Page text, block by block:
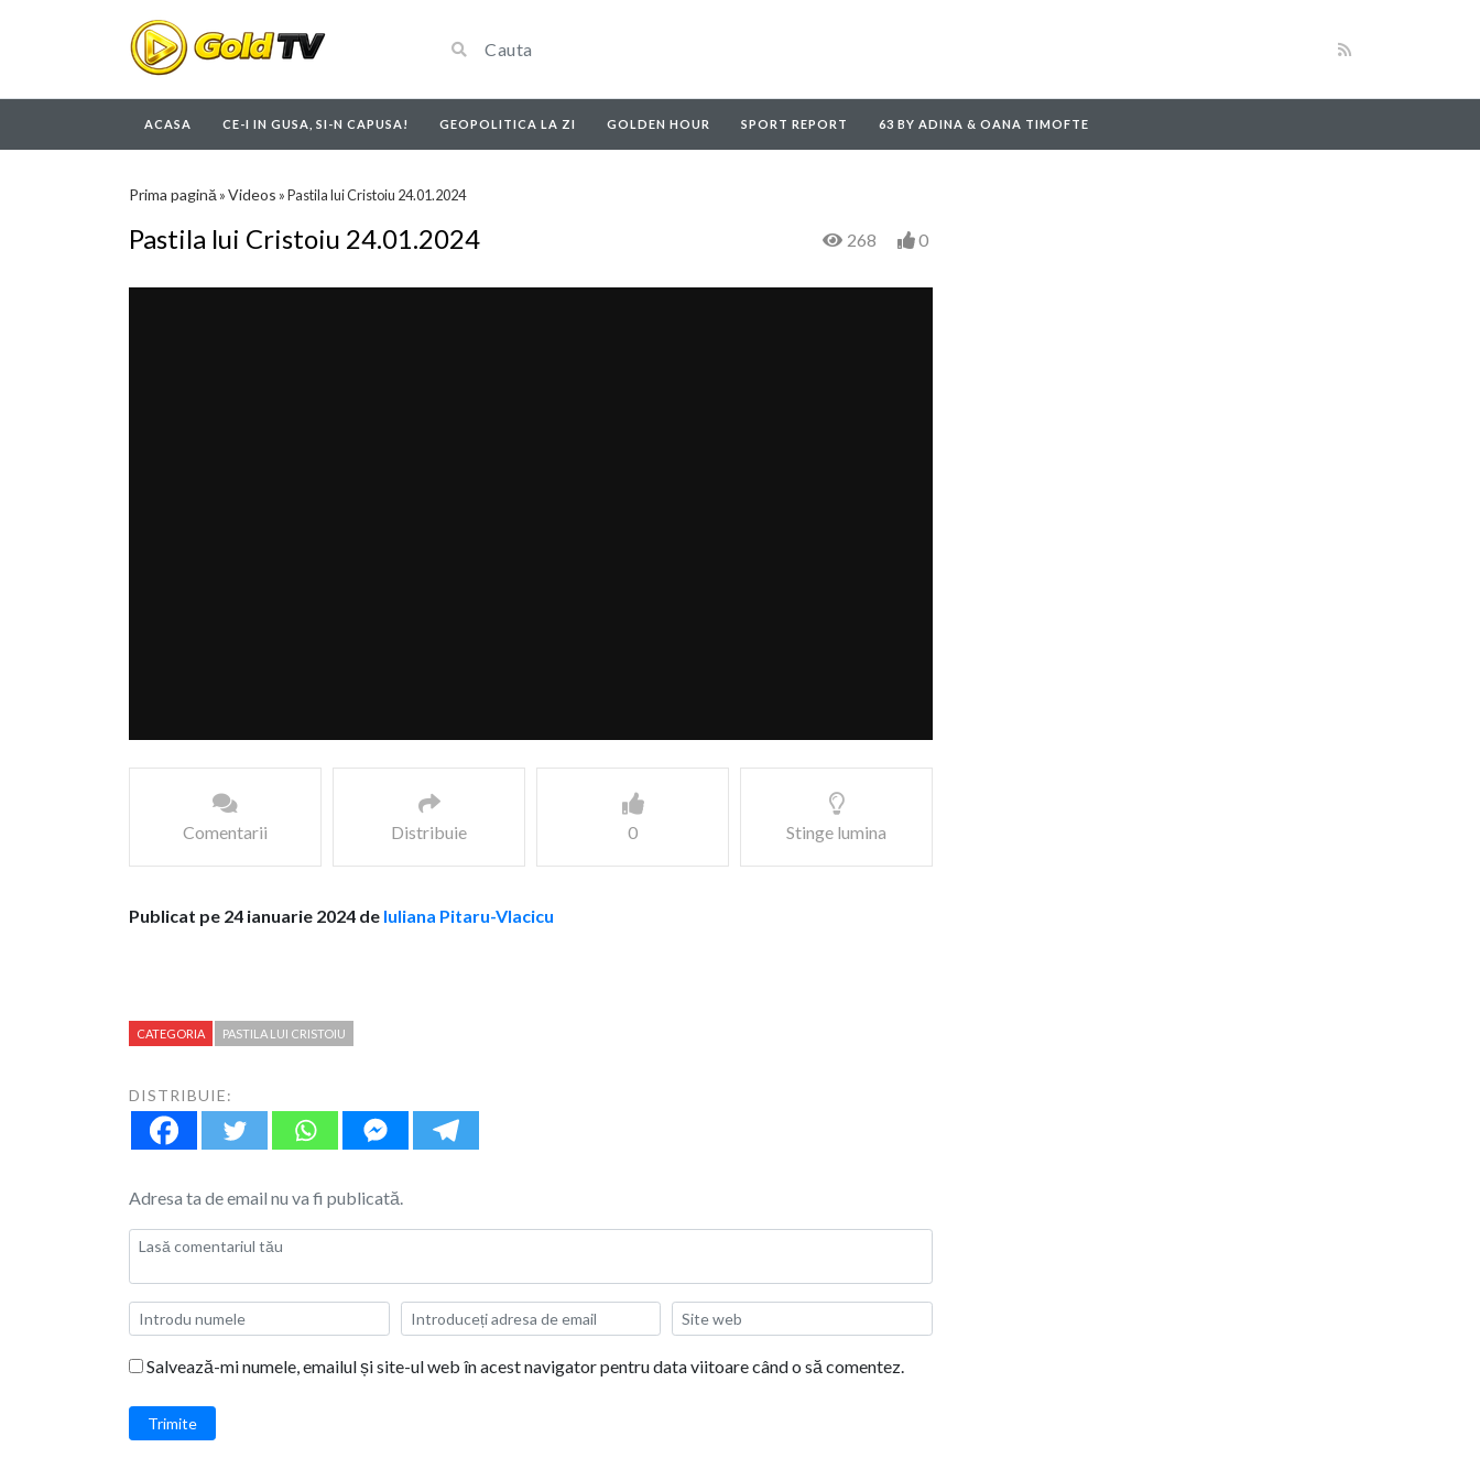
ACASA CE-I IN GUSA, SI-N CAPUSA! GEOPOLITICA LA ZI GOLDEN HOUR SPORT REPORT 63 BY ADINA & OANA TIMOFTE
Prima pagină »Videos »Pastila lui Cristoiu 24.01.2024
Pastila lui Cristoiu 24.01.2024 268 0
Comentarii Distribuie 0 Stinge lumina
Publicat pe 24 ianuarie 2024 de Iuliana Pitaru-Vlacicu
CATEGORIA PASTILA LUI CRISTOIU
DISTRIBUIE:
Adresa ta de email nu va fi publicată.
Salvează-mi numele, emailul și site-ul web în acest navigator pentru data viitoare când o să comentez.
Trimite